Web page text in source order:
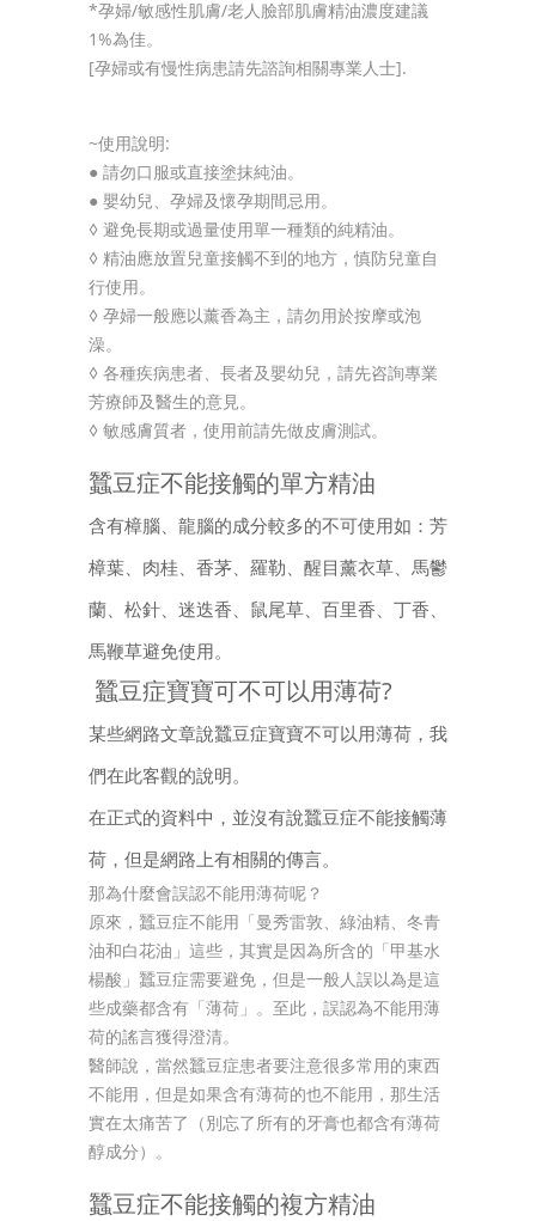
*孕婦/敏感性肌膚/老人臉部肌膚精油濃度建議
1%為佳。
[孕婦或有慢性病患請先諮詢相關專業人士].
~使用說明:
● 請勿口服或直接塗抹純油。
● 嬰幼兒、孕婦及懷孕期間忌用。
◊ 避免長期或過量使用單一種類的純精油。
◊ 精油應放置兒童接觸不到的地方，慎防兒童自
行使用。
◊ 孕婦一般應以薰香為主，請勿用於按摩或泡
澡。
◊ 各種疾病患者、長者及嬰幼兒，請先咨詢專業
芳療師及醫生的意見。
◊ 敏感膚質者，使用前請先做皮膚測試。
蠶豆症不能接觸的單方精油
含有樟腦、龍腦的成分較多的不可使用如：芳
樟葉、肉桂、香茅、羅勒、醒目薰衣草、馬鬱
蘭、松針、迷迭香、鼠尾草、百里香、丁香、
馬鞭草避免使用。
蠶豆症寶寶可不可以用薄荷?
某些網路文章說蠶豆症寶寶不可以用薄荷，我
們在此客觀的說明。
在正式的資料中，並沒有說蠶豆症不能接觸薄
荷，但是網路上有相關的傳言。
那為什麼會誤認不能用薄荷呢？
原來，蠶豆症不能用「曼秀雷敦、綠油精、冬青
油和白花油」這些，其實是因為所含的「甲基水
楊酸」蠶豆症需要避免，但是一般人誤以為是這
些成藥都含有「薄荷」。至此，誤認為不能用薄
荷的謠言獲得澄清。
醫師說，當然蠶豆症患者要注意很多常用的東西
不能用，但是如果含有薄荷的也不能用，那生活
實在太痛苦了（別忘了所有的牙膏也都含有薄荷
醇成分）。
蠶豆症不能接觸的複方精油